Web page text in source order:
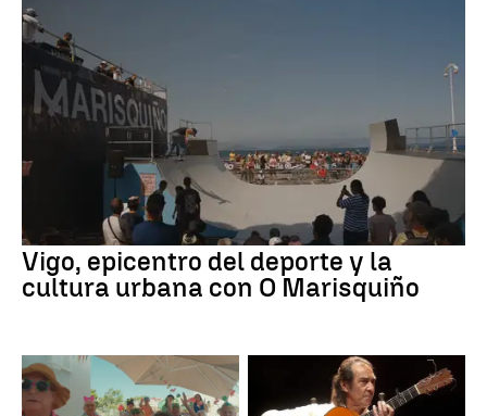
Vigo, epicentro del deporte y la
cultura urbana con O Marisquiño